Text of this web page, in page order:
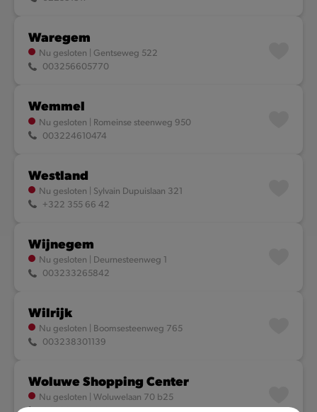
Waregem
Nu gesloten
Gentseweg 522
003256605770
Wemmel
Nu gesloten
Romeinse steenweg 950
003224610474
Westland
Nu gesloten
Sylvain Dupuislaan 321
+322 355 66 42
Wijnegem
Nu gesloten
Deurnesteenweg 1
003233265842
Wilrijk
Nu gesloten
Boomsesteenweg 765
003238301139
Woluwe Shopping Center
Nu gesloten
Woluwelaan 70 b25